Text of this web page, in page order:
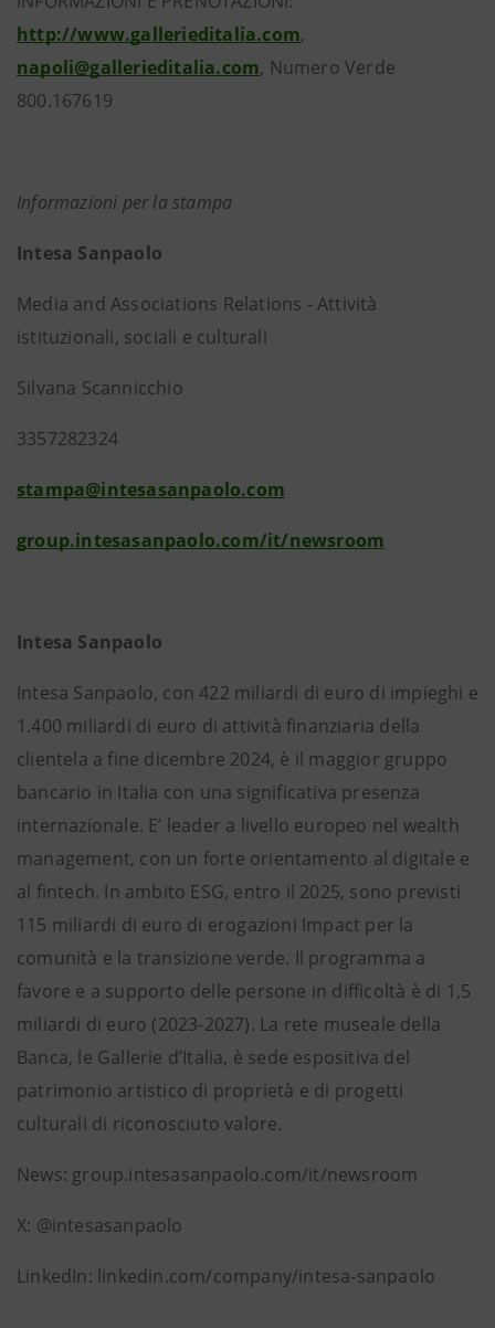
http://www.gallerieditalia.com,
napoli@gallerieditalia.com, Numero Verde
800.167619
Informazioni per la stampa
Intesa Sanpaolo
Media and Associations Relations - Attività
istituzionali, sociali e culturali
Silvana Scannicchio
3357282324
stampa@intesasanpaolo.com
group.intesasanpaolo.com/it/newsroom
Intesa Sanpaolo
Intesa Sanpaolo, con 422 miliardi di euro di impieghi e
1.400 miliardi di euro di attività finanziaria della
clientela a fine dicembre 2024, è il maggior gruppo
bancario in Italia con una significativa presenza
internazionale. E’ leader a livello europeo nel wealth
management, con un forte orientamento al digitale e
al fintech. In ambito ESG, entro il 2025, sono previsti
115 miliardi di euro di erogazioni Impact per la
comunità e la transizione verde. Il programma a
favore e a supporto delle persone in difficoltà è di 1,5
miliardi di euro (2023-2027). La rete museale della
Banca, le Gallerie d’Italia, è sede espositiva del
patrimonio artistico di proprietà e di progetti
culturali di riconosciuto valore.
News: group.intesasanpaolo.com/it/newsroom
X: @intesasanpaolo
LinkedIn: linkedin.com/company/intesa-sanpaolo